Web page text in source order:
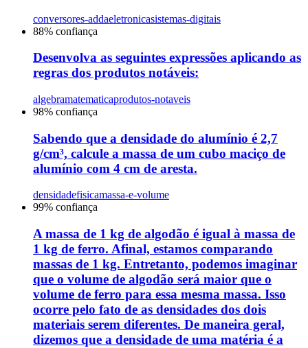
conversores-addaeletronicasistemas-digitais
88% confiança
Desenvolva as seguintes expressões aplicando as
regras dos produtos notáveis:
algebramatematicaprodutos-notaveis
98% confiança
Sabendo que a densidade do alumínio é 2,7
g/cm³, calcule a massa de um cubo maciço de
alumínio com 4 cm de aresta.
densidadefisicamassa-e-volume
99% confiança
A massa de 1 kg de algodão é igual à massa de
1 kg de ferro. Afinal, estamos comparando
massas de 1 kg. Entretanto, podemos imaginar
que o volume de algodão será maior que o
volume de ferro para essa mesma massa. Isso
ocorre pelo fato de as densidades dos dois
materiais serem diferentes. De maneira geral,
dizemos que a densidade de uma matéria é a